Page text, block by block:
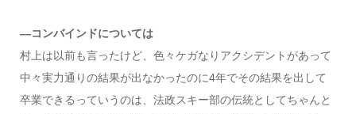
―コンバインドについては
村上は以前も言ったけど、色々ケガなりアクシデントがあって
中々実力通りの結果が出なかったのに4年でその結果を出して
卒業できるっていうのは、法政スキー部の伝統としてちゃんと